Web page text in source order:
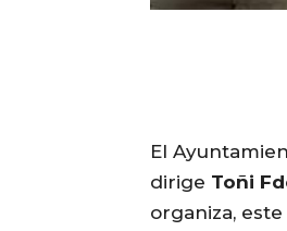
El
dirige Toñi
organiza,